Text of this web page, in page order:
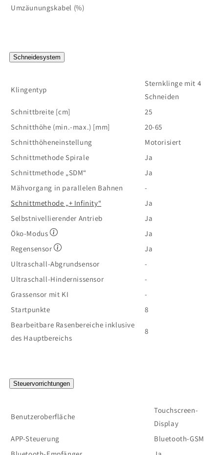
Umzäunungskabel (%)
Schneidesystem
Klingentyp
Sternklinge mit 4
Schneiden
Schnittbreite [cm]
25
Schnitthöhe (min.-max.) [mm]
20-65
Schnitthöheneinstellung
Motorisiert
Schnittmethode Spirale
Ja
Schnittmethode „SDM“
Ja
Mähvorgang in parallelen Bahnen
-
Schnittmethode „+ Infinity“
Ja
Selbstnivellierender Antrieb
Ja
Öko-Modus
Ja
Regensensor
Ja
Ultraschall-Abgrundsensor
-
Ultraschall-Hindernissensor
-
Grassensor mit KI
-
Startpunkte
8
Bearbeitbare Rasenbereiche inklusive
des Hauptbereichs
8
Steuervorrichtungen
Benutzeroberfläche
Touchscreen-
Display
APP-Steuerung
Bluetooth-GSM